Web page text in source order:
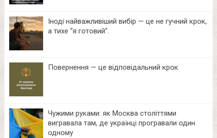
Іноді найважливіший вибір — це не гучний крок,
а тихе “я готовий”.
Повернення — це відповідальний крок
Чужими руками: як Москва століттями
вигравала там, де українці програвали один
одному